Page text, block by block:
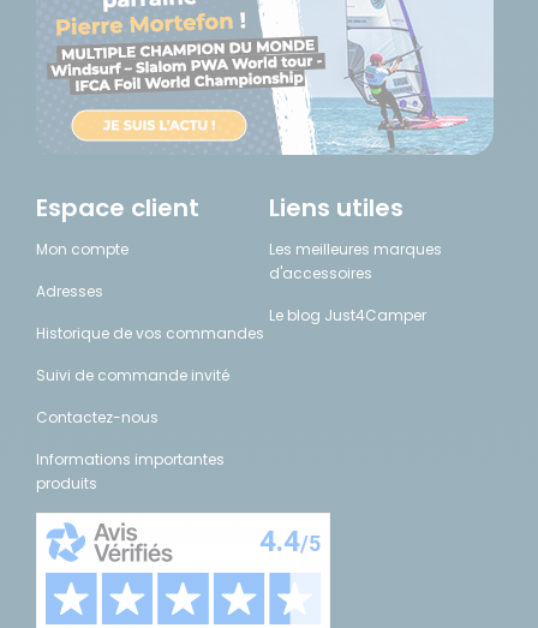
Espace client
Mon compte
Adresses
Historique de vos commandes
Suivi de commande invité
Contactez-nous
Informations importantes
produits
Liens utiles
Les meilleures marques
d'accessoires
Le blog Just4Camper